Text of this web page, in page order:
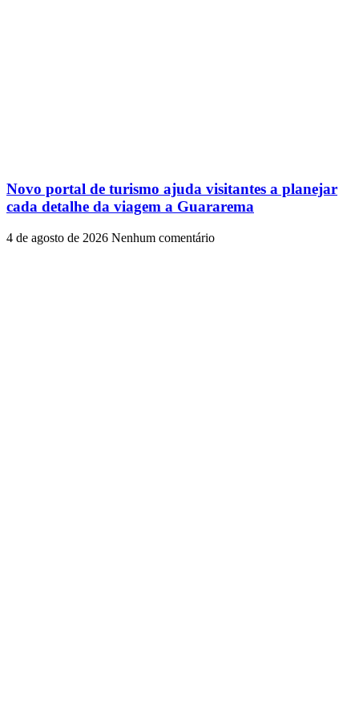
Novo portal de turismo ajuda visitantes a planejar
cada detalhe da viagem a Guararema
4 de agosto de 2026 Nenhum comentário